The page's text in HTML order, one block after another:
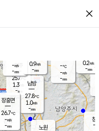
close
양주
25.6℃
1.3
-mm
-℃
-m/s
-mm
창
0.2m/s
-mm
은평
노원
남방
27.8℃
1.0m/s
-mm
장흥면
26.7℃
-m/s
-mm
-m/s
-mm
0.9m/s
-mm